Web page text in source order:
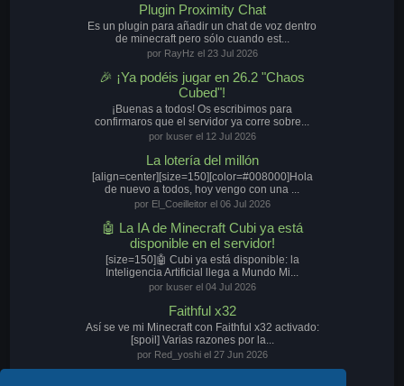
Plugin Proximity Chat
Es un plugin para añadir un chat de voz dentro
de minecraft pero sólo cuando est...
por RayHz el 23 Jul 2026
🎉 ¡Ya podéis jugar en 26.2 "Chaos
Cubed"!
¡Buenas a todos! Os escribimos para
confirmaros que el servidor ya corre sobre...
por lxuser el 12 Jul 2026
La lotería del millón
[align=center][size=150][color=#008000]Hola
de nuevo a todos, hoy vengo con una ...
por El_Coeilleitor el 06 Jul 2026
🤖 La IA de Minecraft Cubi ya está
disponible en el servidor!
[size=150]🤖 Cubi ya está disponible: la
Inteligencia Artificial llega a Mundo Mi...
por lxuser el 04 Jul 2026
Faithful x32
Así se ve mi Minecraft con Faithful x32 activado:
[spoil] Varias razones por la...
por Red_yoshi el 27 Jun 2026